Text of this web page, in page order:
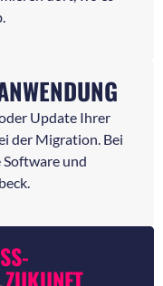
Update Ihrer
der Migration. Bei
und